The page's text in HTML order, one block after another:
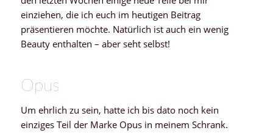
einziehen, die ich euch im heutigen Beitrag
präsentieren möchte. Natürlich ist auch ein wenig
Beauty enthalten – aber seht selbst!
Opus
Um ehrlich zu sein, hatte ich bis dato noch kein
einziges Teil der Marke Opus in meinem Schrank.